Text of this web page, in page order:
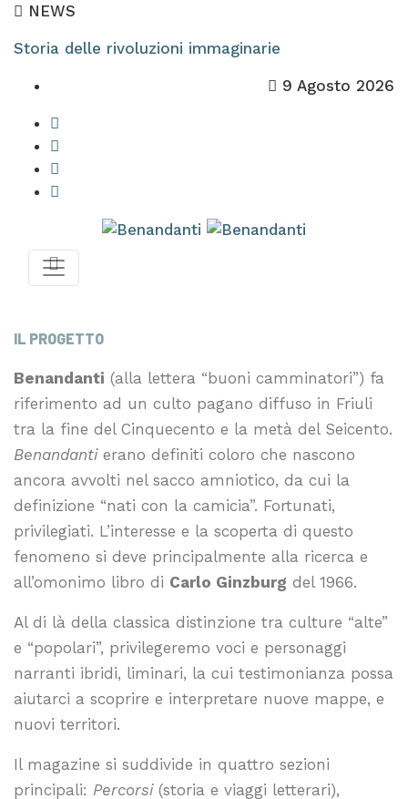
NEWS
Storia delle rivoluzioni immaginarie
9 Agosto 2026
IL PROGETTO
Benandanti (alla lettera “buoni camminatori”) fa
riferimento ad un culto pagano diffuso in Friuli
tra la fine del Cinquecento e la metà del Seicento.
Benandantierano definiti coloro che nascono
ancora avvolti nel sacco amniotico, da cui la
definizione “nati con la camicia”. Fortunati,
privilegiati. L’interesse e la scoperta di questo
fenomeno si deve principalmente alla ricerca e
all’omonimo libro di Carlo Ginzburg del 1966.
Al di là della classica distinzione tra culture “alte”
e “popolari”, privilegeremo voci e personaggi
narranti ibridi, liminari, la cui testimonianza possa
aiutarci a scoprire e interpretare nuove mappe, e
nuovi territori.
Il magazine si suddivide in quattro sezioni
principali: Percorsi(storia e viaggi letterari),